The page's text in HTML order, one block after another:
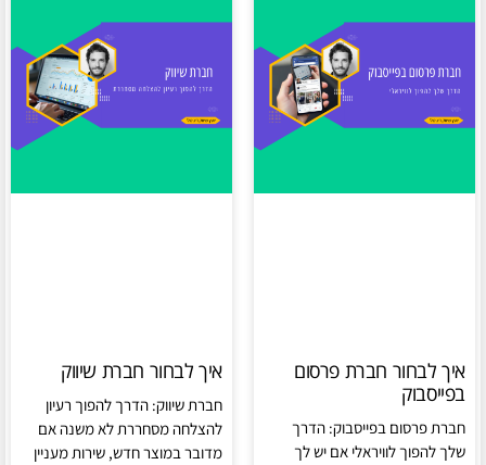
איך לבחור חברת פרסום
בפייסבוק
חברת פרסום בפייסבוק: הדרך
שלך להפוך לוויראלי אם יש לך
איך לבחור חברת שיווק
חברת שיווק: הדרך להפוך רעיון
להצלחה מסחררת לא משנה אם
מדובר במוצר חדש, שירות מעניין